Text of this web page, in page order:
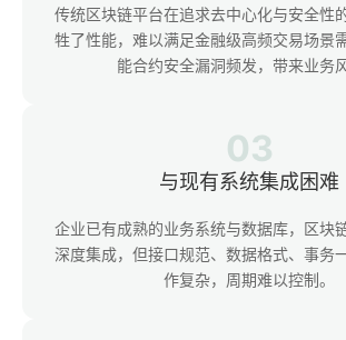
传统区块链平台在追求去中心化与安全性
牲了性能，难以满足金融级高频交易场景
能合约安全漏洞频发，带来业务风
03
与现有系统集成困难
企业已有成熟的业务系统与数据库，区块
深度集成，但接口规范、数据格式、事务
作复杂，周期难以控制。